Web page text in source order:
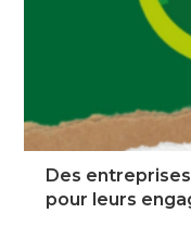
Des
pour leurs